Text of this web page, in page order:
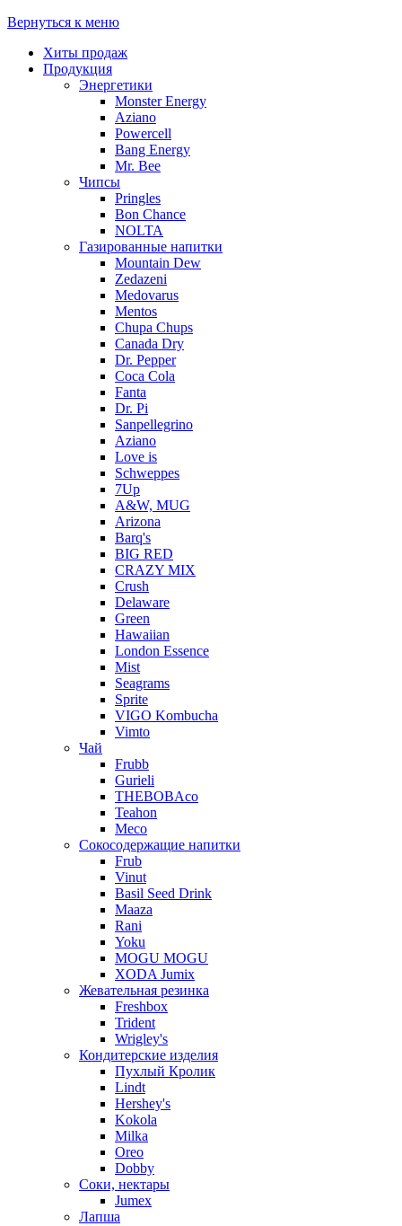
Вернуться к меню
Хиты продаж
Продукция
Энергетики
Monster Energy
Aziano
Powercell
Bang Energy
Mr. Bee
Чипсы
Pringles
Bon Chance
NOLTA
Газированные напитки
Mountain Dew
Zedazeni
Medovarus
Mentos
Chupa Chups
Canada Dry
Dr. Pepper
Coca Cola
Fanta
Dr. Pi
Sanpellegrino
Aziano
Love is
Schweppes
7Up
A&W, MUG
Arizona
Barq's
BIG RED
CRAZY MIX
Crush
Delaware
Green
Hawaiian
London Essence
Mist
Seagrams
Sprite
VIGO Kombucha
Vimto
Чай
Frubb
Gurieli
THEBOBAco
Teahon
Meco
Сокосодержащие напитки
Frub
Vinut
Basil Seed Drink
Maaza
Rani
Yoku
MOGU MOGU
XODA Jumix
Жевательная резинка
Freshbox
Trident
Wrigley's
Кондитерские изделия
Пухлый Кролик
Lindt
Hershey's
Kokola
Milka
Oreo
Dobby
Соки, нектары
Jumex
Лапша